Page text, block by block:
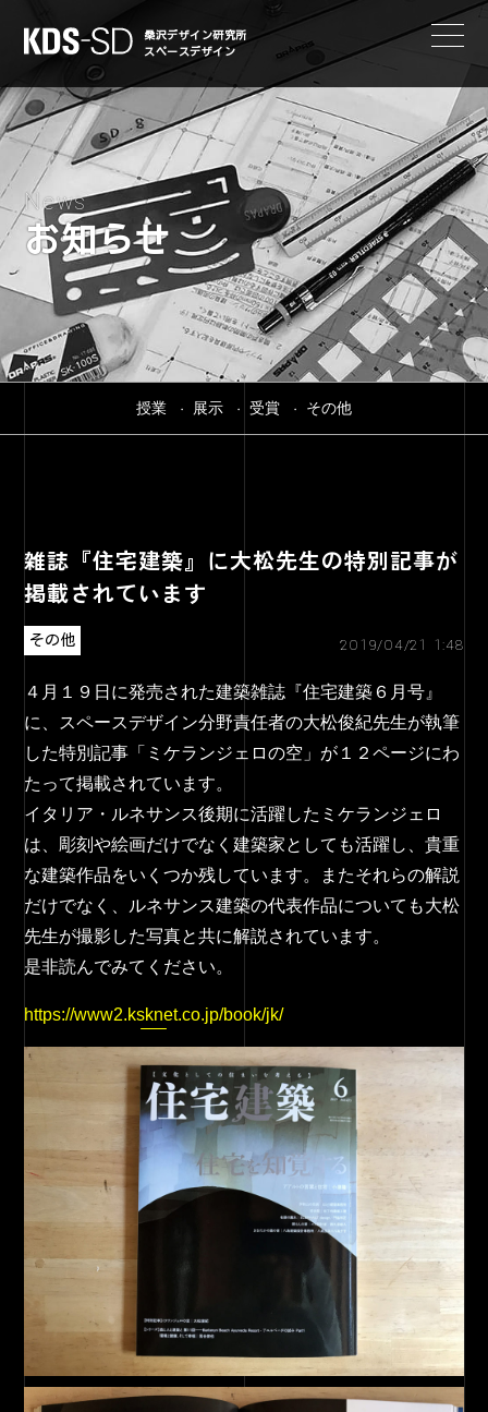
KDS-SD
桑沢デザイン研究所
スペースデザイン
News
お知らせ
授業 展示 受賞 その他
雑誌『住宅建築』に大松先生の特別記事が
掲載されています
その他 2019/04/21 1:48
４月１９日に発売された建築雑誌『住宅建築６月号』
に、スペースデザイン分野責任者の大松俊紀先生が執筆
した特別記事「ミケランジェロの空」が１２ページにわ
たって掲載されています。
イタリア・ルネサンス後期に活躍したミケランジェロ
は、彫刻や絵画だけでなく建築家としても活躍し、貴重
な建築作品をいくつか残しています。またそれらの解説
だけでなく、ルネサンス建築の代表作品についても大松
先生が撮影した写真と共に解説されています。
是非読んでみてください。
https://www2.ksknet.co.jp/book/jk/